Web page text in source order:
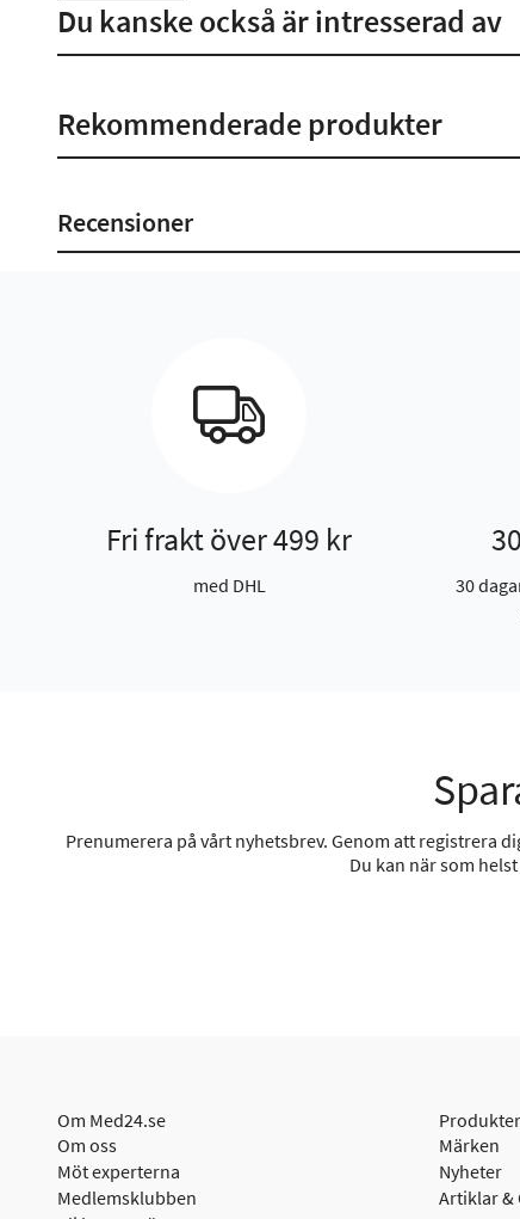
Du kanske också är intresserad av
Rekommenderade produkter
Recensioner
Fri frakt över 499 kr
med DHL
30
Prenumerera på vårt nyhetsbrev. Genom att registrera
Du kan när som
Om Med24.se
Om oss
Möt experterna
Medlemsklubben
Märken
Nyheter
Artiklar &